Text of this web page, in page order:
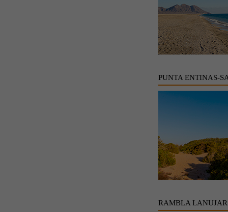
PUNTA ENTINAS-
RAMBLA LANUJAR